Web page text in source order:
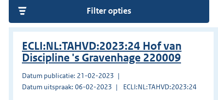
Filter opties
ECLI:NL:TAHVD:2023:24 Hof van
Discipline 's Gravenhage 220009
Datum publicatie: 21-02-2023
Datum uitspraak: 06-02-2023
ECLI:NL:TAHVD:2023:24